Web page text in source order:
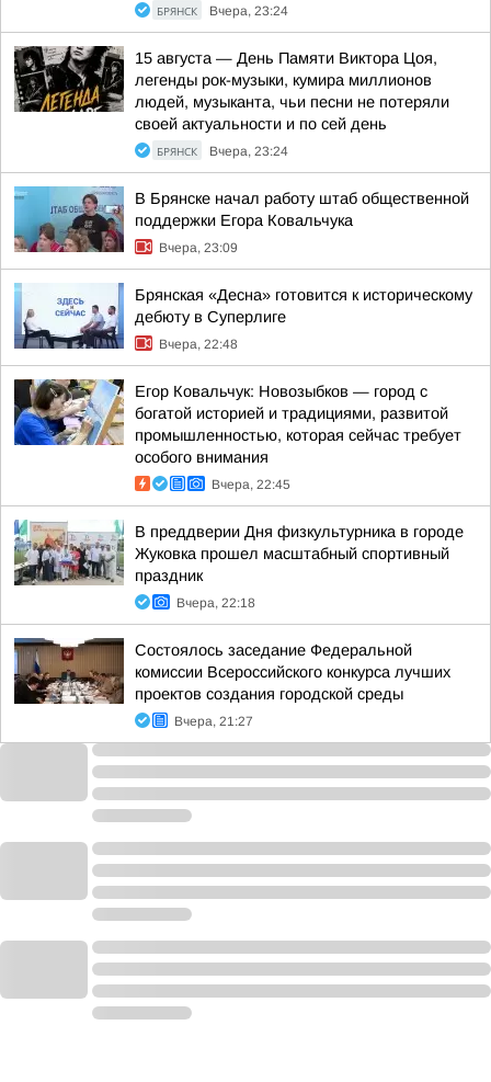
БРЯНСК Вчера, 23:24
15 августа — День Памяти Виктора Цоя,
легенды рок-музыки, кумира миллионов
людей, музыканта, чьи песни не потеряли
своей актуальности и по сей день
БРЯНСК Вчера, 23:24
В Брянске начал работу штаб общественной
поддержки Егора Ковальчука
Вчера, 23:09
Брянская «Десна» готовится к историческому
дебюту в Суперлиге
Вчера, 22:48
Егор Ковальчук: Новозыбков — город с
богатой историей и традициями, развитой
промышленностью, которая сейчас требует
особого внимания
Вчера, 22:45
В преддверии Дня физкультурника в городе
Жуковка прошел масштабный спортивный
праздник
Вчера, 22:18
Состоялось заседание Федеральной
комиссии Всероссийского конкурса лучших
проектов создания городской среды
Вчера, 21:27